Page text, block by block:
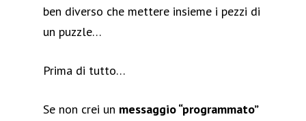
ben diverso che mettere insieme i pezzi di
un puzzle…
Prima di tutto…
Se non crei un messaggio “programmato”